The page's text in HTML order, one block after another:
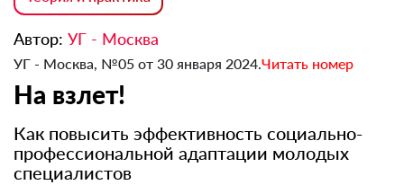
Автор: УГ - Москва
УГ - Москва, №05 от 30 января 2024.Читать номер
На взлет!
Как повысить эффективность социально-
профессиональной адаптации молодых
специалистов